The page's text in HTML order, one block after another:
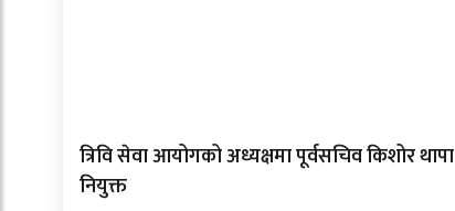
त्रिवि सेवा आयोगको अध्यक्षमा पूर्वसचिव किशोर थापा
नियुक्त